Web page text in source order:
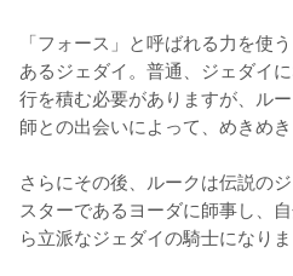
「フォース」と呼ばれる力を使
あるジェダイ。普通、ジェダイ
行を積む必要がありますが、ル
師との出会いによって、めきめき
さらにその後、ルークは伝説の
スターであるヨーダに師事し、
ら立派なジェダイの騎士になりま